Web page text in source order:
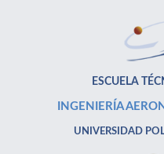
ESCUELA
INGENIERÍA
UNIVERSIDAD